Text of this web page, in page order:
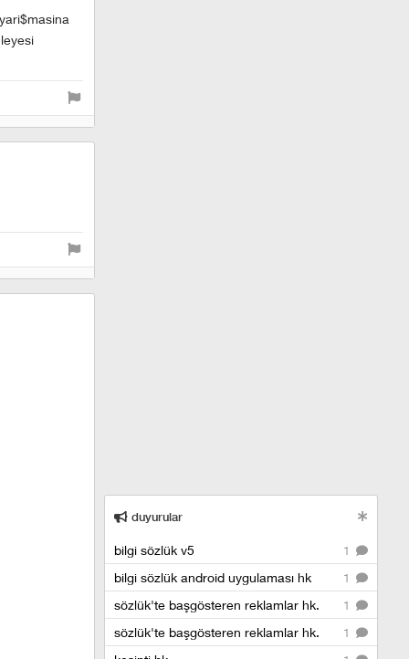
duyurular
1
bilgi sözlük v5
1
bilgi sözlük android uygulaması hk
1
sözlük'te başgösteren reklamlar hk.
1
sözlük'te başgösteren reklamlar hk.